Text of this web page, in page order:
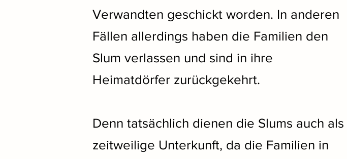
Verwandten geschickt worden. In anderen
Fällen allerdings haben die Familien den
Slum verlassen und sind in ihre
Heimatdörfer zurückgekehrt.
Denn tatsächlich dienen die Slums auch als
zeitweilige Unterkunft, da die Familien in